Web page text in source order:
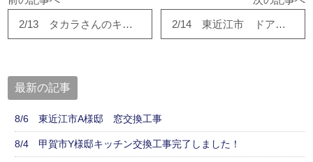
2/13 タカラさんのキッチンパネル！ 2/14 東近江市 ドアノブ交換工事完了！
最新の記事
8/6 東近江市A様邸 窓交換工事
8/4 甲賀市Y様邸キッチン交換工事完了しました！